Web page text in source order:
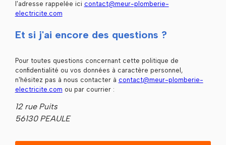
l'adresse rappelée ici contact@meur-plomberie-
electricite.com
Et si j'ai encore des questions ?
Pour toutes questions concernant cette politique de
confidentialité ou vos données à caractère personnel,
n'hésitez pas à nous contacter à contact@meur-plomberie-
electricite.com ou par courrier :
12 rue Puits
56130 PEAULE